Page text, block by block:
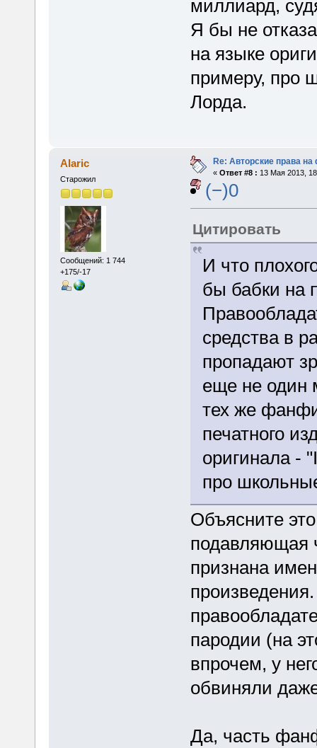
миллиард,
Я бы не
на языке
примеру, про
Лорда.
Alaric
Старожил
Сообщений: 1 744
+175/-17
Re: Авторские права
« Ответ #8 : 13 Мая 2013,
(−)0
Цитировать
И что
бы бабки на
средства в
пропадают
еще не один
тех же
печатного
оригинала -
про
Объясните
подавляющая
признана
пародии (на
впрочем, у
обвиняли
Да, часть